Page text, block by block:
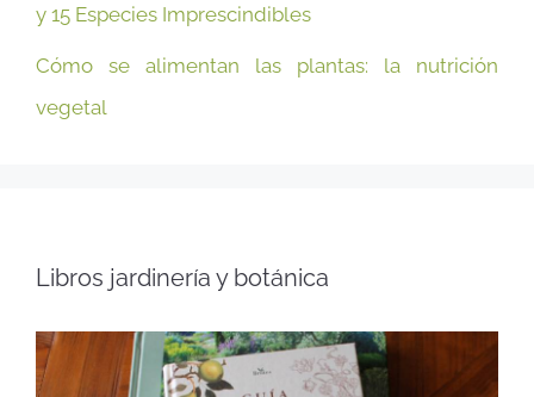
y 15 Especies Imprescindibles
Cómo se alimentan las plantas: la nutrición
vegetal
Libros jardinería y botánica